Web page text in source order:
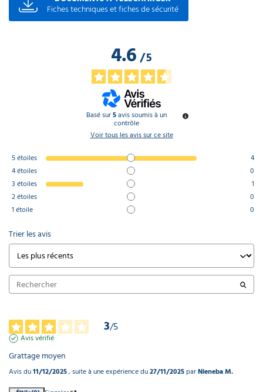
Fiches techniques et fiches de sécurité
4.6/5
Basé sur5avis soumis à un
contrôle
Voir tous les avis sur ce site
5étoiles
4
4étoiles
0
3 étoiles
1
2étoiles
0
1 étoile 0
Trier les avis
3/5
Avis vérifié
Grattage moyen
Avis du11/12/2025, suite à une expérience du27/11/2025parNieneba M.